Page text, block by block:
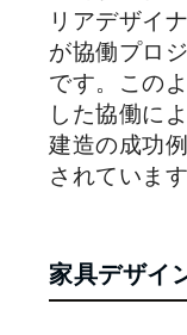
リアデザイ
が協働プロ
です。この
した協働に
建造の成功
されています
家具デザイ